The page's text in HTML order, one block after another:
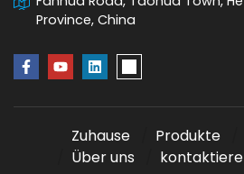
Province, China
Zuhause Produkte
Über uns
kontaktiere